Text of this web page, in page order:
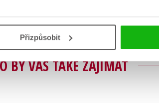
Přizpůsobit
BY VÁS TAKÉ ZAJÍMAT